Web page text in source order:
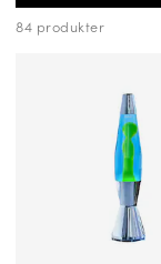
84 produkter